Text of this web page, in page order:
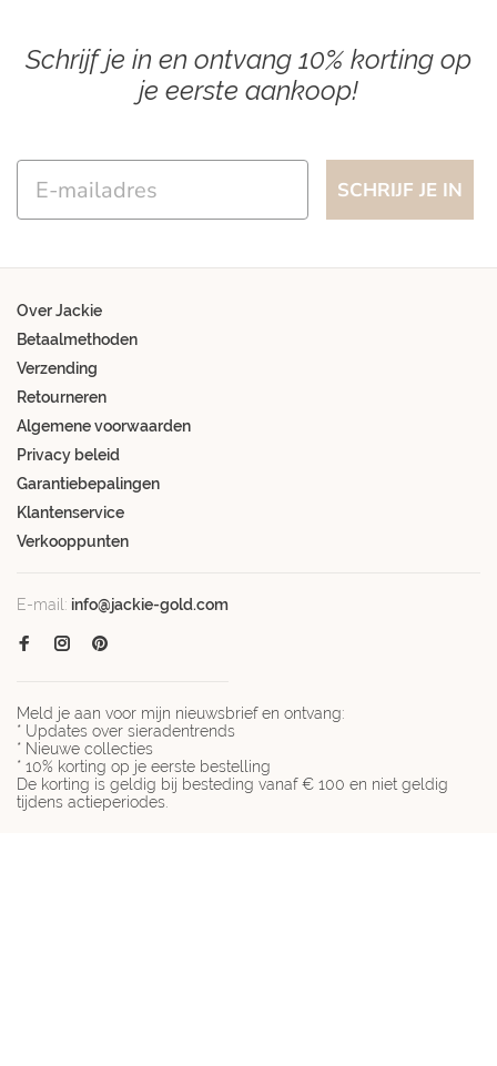
Schrijf je in en ontvang 10% korting op
je eerste aankoop!
SCHRIJF JE IN
Over Jackie
Betaalmethoden
Verzending
Retourneren
Algemene voorwaarden
Privacy beleid
Garantiebepalingen
Klantenservice
Verkooppunten
E-mail: info@jackie-gold.com
Meld je aan voor mijn nieuwsbrief en ontvang:
* Updates over sieradentrends
* Nieuwe collecties
* 10% korting op je eerste bestelling
De korting is geldig bij besteding vanaf € 100 en niet geldig
tijdens actieperiodes.